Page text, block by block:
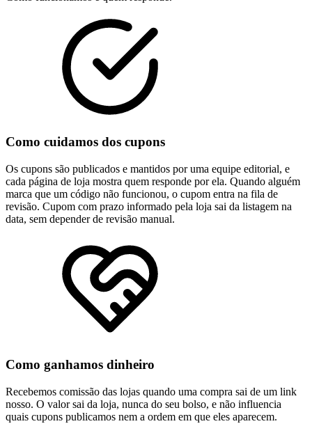
Como cuidamos dos cupons
Os cupons são publicados e mantidos por uma equipe editorial, e
cada página de loja mostra quem responde por ela. Quando alguém
marca que um código não funcionou, o cupom entra na fila de
revisão. Cupom com prazo informado pela loja sai da listagem na
data, sem depender de revisão manual.
Como ganhamos dinheiro
Recebemos comissão das lojas quando uma compra sai de um link
nosso. O valor sai da loja, nunca do seu bolso, e não influencia
quais cupons publicamos nem a ordem em que eles aparecem.